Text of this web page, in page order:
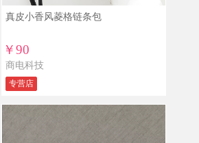
真皮小香风菱格链条包
￥90
商电科技
专营店